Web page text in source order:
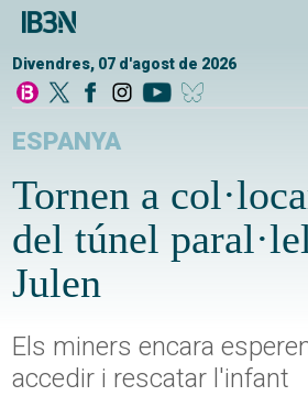
Divendres, 07 d'agost de 2026
ESPANYA
Tornen a
del túnel
Julen
Els miners encara
accedir i rescatar l'infant